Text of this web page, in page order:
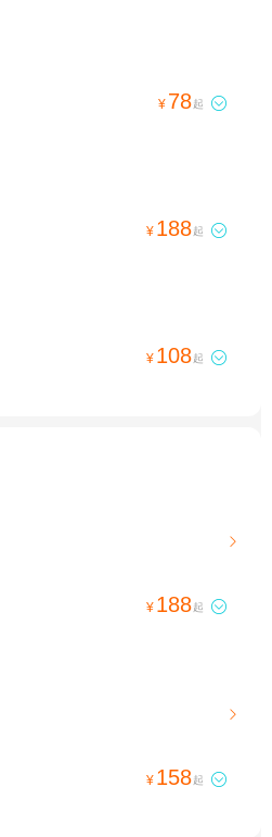
¥ 78起 
¥ 188起 
¥ 108起 

¥ 188起 

¥ 158起 